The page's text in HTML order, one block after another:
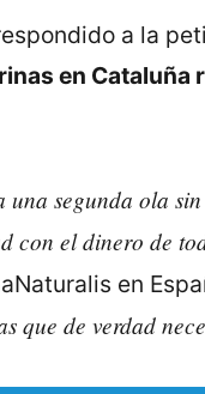
a la
en
segunda ola
con el dinero de
en
que de verdad